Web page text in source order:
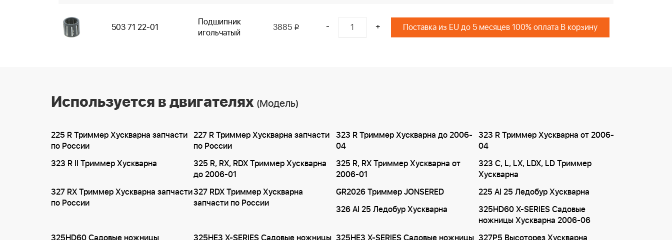
503 71 22-01
Подшипник
игольчатый
3885 i - + Поставка из EU до 5 месяцев 100% оплата В корзину
Используется в двигателях (Модель)
225 R Триммер Хускварна запчасти
по России
227 R Триммер Хускварна запчасти
по России
323 R Триммер Хускварна до 2006-
04
323 R Триммер Хускварна от 2006-
04
323 R II Триммер Хускварна
325 R, RX, RDX Триммер Хускварна
до 2006-01
325 R, RX Триммер Хускварна от
2006-01
323 C, L, LX, LDX, LD Триммер
Хускварна
327 RX Триммер Хускварна запчасти
по России
327 RDX Триммер Хускварна
запчасти по России
GR2026 Триммер JONSERED
225 AI 25 Ледобур Хускварна
326 AI 25 Ледобур Хускварна
325HD60 X-SERIES Садовые
ножницы Хускварна 2006-06